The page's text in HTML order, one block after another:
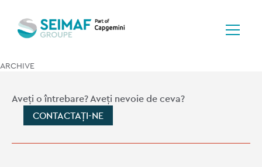
ARCHIVE
Aveți o întrebare? Aveți nevoie de ceva?
CONTACTAȚI-NE